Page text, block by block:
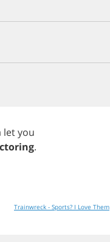
letyou
.
Trainwreck - Sports? I Love Them